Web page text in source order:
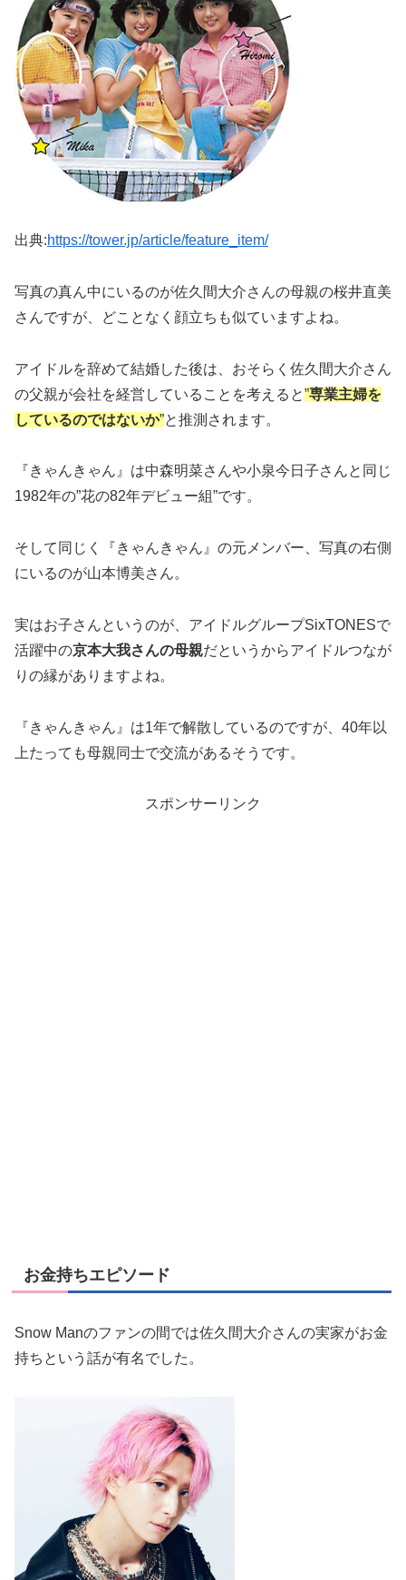
出典:https://tower.jp/article/feature_item/
写真の真ん中にいるのが佐久間大介さんの母親の桜井直美
さんですが、どことなく顔立ちも似ていますよね。
アイドルを辞めて結婚した後は、おそらく佐久間大介さん
の父親が会社を経営していることを考えると”専業主婦を
しているのではないか”と推測されます。
『きゃんきゃん』は中森明菜さんや小泉今日子さんと同じ
1982年の”花の82年デビュー組”です。
そして同じく『きゃんきゃん』の元メンバー、写真の右側
にいるのが山本博美さん。
実はお子さんというのが、アイドルグループSixTONESで
活躍中の京本大我さんの母親だというからアイドルつなが
りの縁がありますよね。
『きゃんきゃん』は1年で解散しているのですが、40年以
上たっても母親同士で交流があるそうです。
スポンサーリンク
お金持ちエピソード
Snow Manのファンの間では佐久間大介さんの実家がお金
持ちという話が有名でした。